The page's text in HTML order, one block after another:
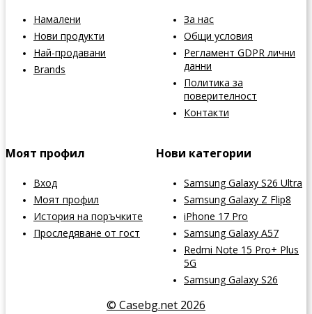
Намалени
Нови продукти
Най-продавани
Brands
За нас
Общи условия
Регламент GDPR лични
данни
Политика за
поверителност
Контакти
Моят профил
Вход
Моят профил
История на поръчките
Проследяване от гост
Нови категории
Samsung Galaxy S26 Ultra
Samsung Galaxy Z Flip8
iPhone 17 Pro
Samsung Galaxy A57
Redmi Note 15 Pro+ Plus
5G
Samsung Galaxy S26
© Casebg.net 2026